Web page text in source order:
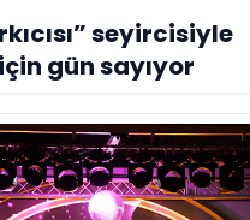
seyircisiyle
gün sayıyor